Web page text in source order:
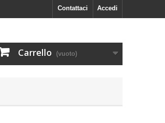
Accedi
Contattaci
Carrello (vuoto)